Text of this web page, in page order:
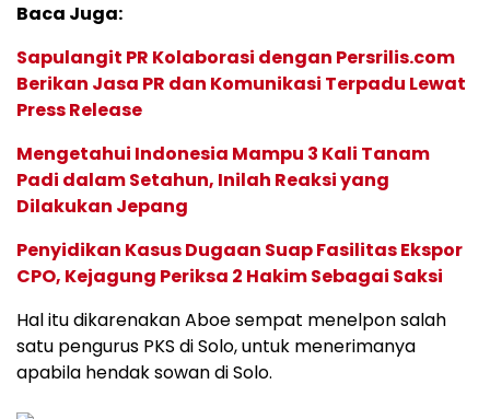
Baca Juga:
Sapulangit PR Kolaborasi dengan Persrilis.com
Berikan Jasa PR dan Komunikasi Terpadu Lewat
Press Release
Mengetahui Indonesia Mampu 3 Kali Tanam
Padi dalam Setahun, Inilah Reaksi yang
Dilakukan Jepang
Penyidikan Kasus Dugaan Suap Fasilitas Ekspor
CPO, Kejagung Periksa 2 Hakim Sebagai Saksi
Hal itu dikarenakan Aboe sempat menelpon salah
satu pengurus PKS di Solo, untuk menerimanya
apabila hendak sowan di Solo.